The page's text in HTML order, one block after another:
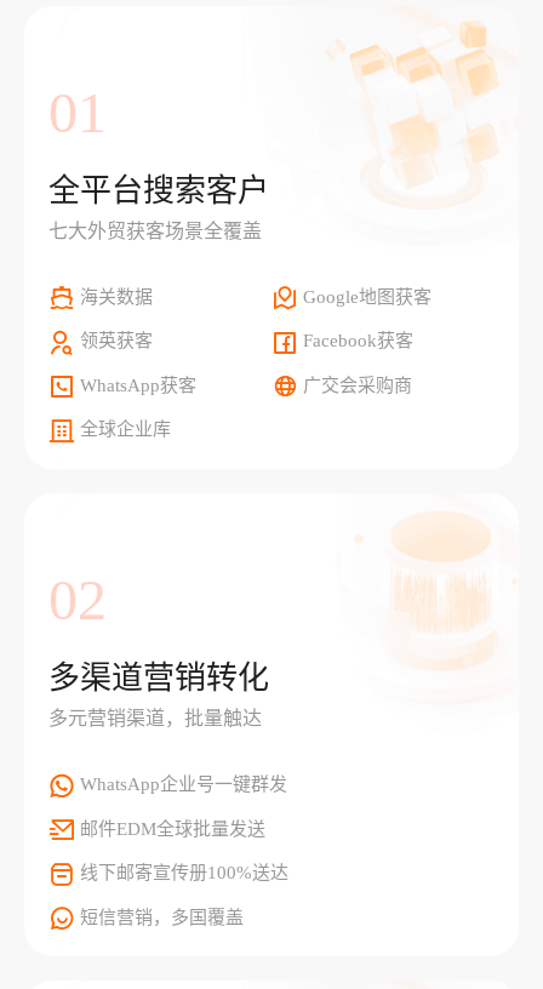
01
全平台搜索客户
七大外贸获客场景全覆盖
海关数据 Google地图获客
领英获客 Facebook获客
WhatsApp获客 广交会采购商
全球企业库
02
多渠道营销转化
多元营销渠道，批量触达
WhatsApp企业号一键群发
邮件EDM全球批量发送
线下邮寄宣传册100%送达
短信营销，多国覆盖